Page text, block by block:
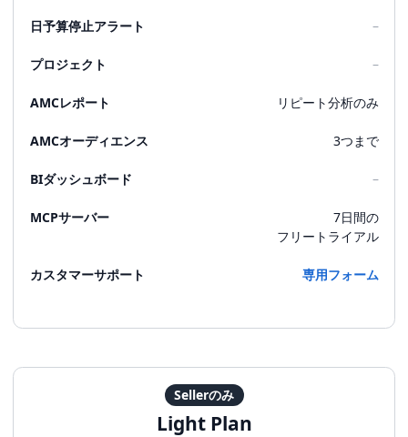
日予算停止アラート –
プロジェクト –
AMCレポート リピート分析のみ
AMCオーディエンス 3つまで
BIダッシュボード –
MCPサーバー
7日間の
フリートライアル
カスタマーサポート 専用フォーム
Sellerのみ
Light Plan